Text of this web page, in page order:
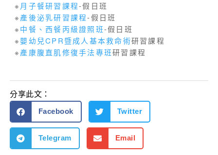
※月子餐研習課程-假日班
※產後泌乳研習課程-假日班
※中餐、西餐丙級證照班-假日班
※嬰幼兒CPR暨成人基本救命術研習課程
※產康腹直肌修復手法專班研習課程
分享此文：
Facebook Twitter
Telegram Email